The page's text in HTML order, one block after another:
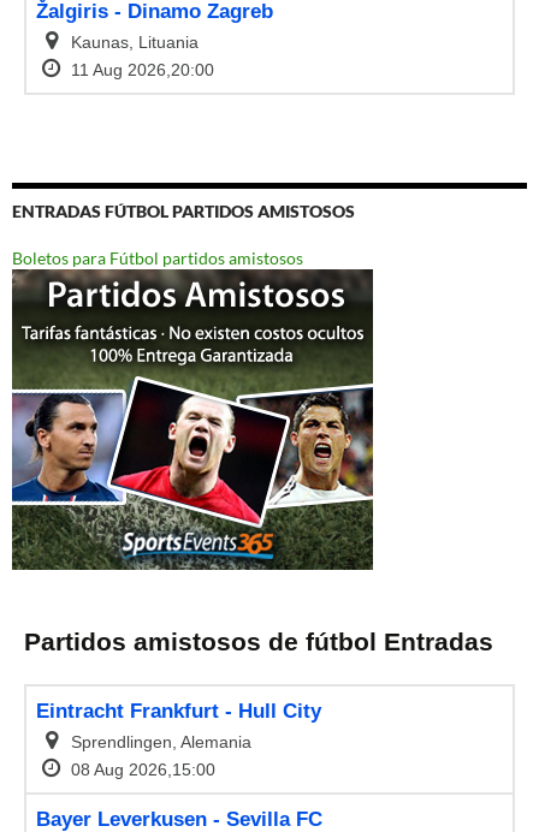
ENTRADAS FÚTBOL PARTIDOS AMISTOSOS
Boletos para Fútbol partidos amistosos